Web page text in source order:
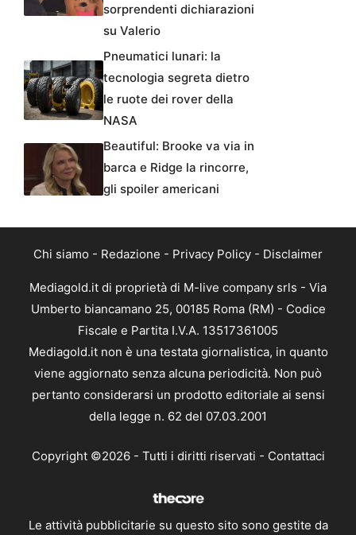
sorprendenti dichiarazioni
su Valerio
Pneumatici lunari: la
tecnologia segreta dietro
le ruote dei rover della
NASA
Beautiful: Brooke va via in
barca e Ridge la rincorre,
gli spoiler americani
Chi siamo - Redazione - Privacy Policy - Disclaimer
Mediagold.it di proprietà di M-live company srls - Via
Umberto biancamano 25, 00185 Roma (RM) - Codice
Fiscale e Partita I.V.A. 13517361005
Mediagold.it non è una testata giornalistica, in quanto
viene aggiornato senza alcuna periodicità. Non può
pertanto considerarsi un prodotto editoriale ai sensi
della legge n. 62 del 07.03.2001
Copyright ©2026 - Tutti i diritti riservati - Contattaci
Le attività pubblicitarie su questo sito sono gestite da